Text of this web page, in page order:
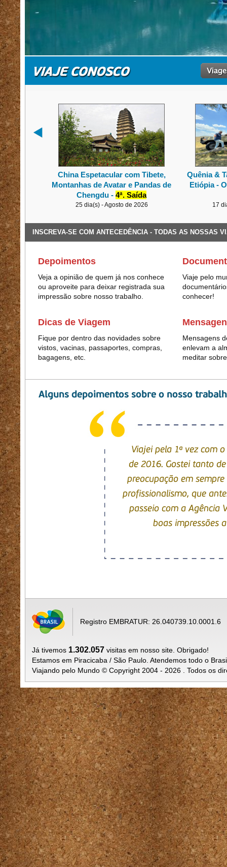
China Espetacular com Tibete,
Montanhas de Avatar e Pandas de
Chengdu - 4ª. Saída
25 dia(s) - Agosto de 2026
Quênia &
Etiópia -
17
SE COM ANTECEDÊNCIA - TODAS AS NOSSAS VIAGENS
Depoimentos
Veja a opinião de quem já nos conhece
ou aproveite para deixar registrada sua
impressão sobre nosso trabalho.
Viaje pelo
conhecer!
Dicas de Viagem
Fique por dentro das novidades sobre
vistos, vacinas, passaportes, compras,
bagagens, etc.
Mensagens
enlevam a
meditar
Registro EMBRATUR: 26.040739.10.0001.6
Já tivemos 1.302.057 visitas em nosso site. Obrigado!
Estamos em Piracicaba / São Paulo. Atendemos todo o
Viajando pelo Mundo © Copyright 2004 - 2026 . Todos os